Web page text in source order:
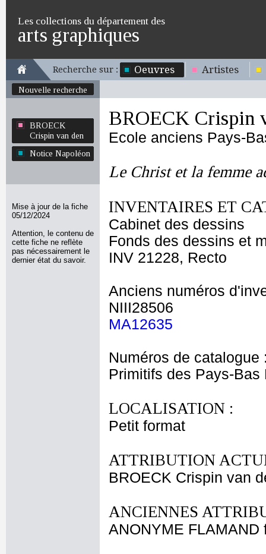
Les collections du département des
arts graphiques
Recherche sur : Oeuvres Artistes
Nouvelle recherche
BROECK
Crispin van den
Notice Napoléon
Mise à jour de la fiche
05/12/2024
Attention, le contenu de
cette fiche ne reflète
pas nécessairement le
dernier état du savoir.
BROECK Crispin
Ecole anciens Pays-
Le Christ et la femme
INVENTAIRES ET
Cabinet des dessins
Fonds des dessins et
INV 21228, Recto
Anciens numéros
NIII28506
MA12635
Numéros de catalogue
Primitifs des Pays-Bas
LOCALISATION :
Petit format
ATTRIBUTION
BROECK Crispin van
ANCIENNES
ANONYME FLAMAND